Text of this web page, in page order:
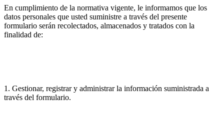
En cumplimiento de la normativa vigente, le informamos que los
datos personales que usted suministre a través del presente
formulario serán recolectados, almacenados y tratados con la
finalidad de:
1. Gestionar, registrar y administrar la información suministrada a
través del formulario.